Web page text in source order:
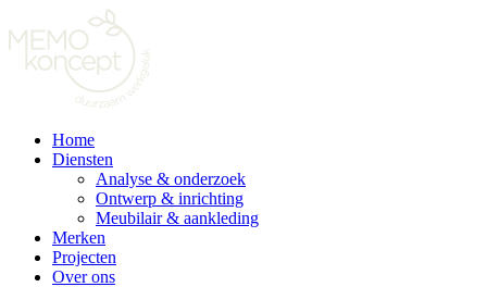
Home
Diensten
Analyse & onderzoek
Ontwerp & inrichting
Meubilair & aankleding
Merken
Projecten
Over ons